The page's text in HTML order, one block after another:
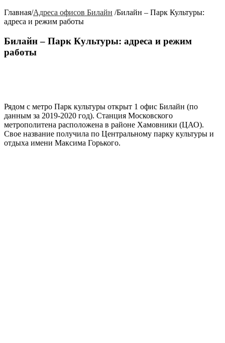
Главная/Адреса офисов Билайн /Билайн – Парк Культуры:
адреса и режим работы
Билайн – Парк Культуры: адреса и режим
работы
Рядом с метро Парк культуры открыт 1 офис Билайн (по
данным за 2019-2020 год). Станция Московского
метрополитена расположена в районе Хамовники (ЦАО).
Свое название получила по Центральному парку культуры и
отдыха имени Максима Горького.